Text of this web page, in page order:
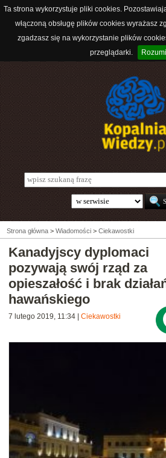
Ta strona wykorzystuje pliki cookies.
włączoną obsługę plików cookies wyrażasz
zgadzasz się na wykorzystanie plików
przeglądarki.
Strona główna > Wiadomości > Ciekawostki
Kanadyjscy dyplomaci
pozywają swój rząd za
opieszałość i brak
hawańskiego
7 lutego 2019, 11:34 Ciekawostki